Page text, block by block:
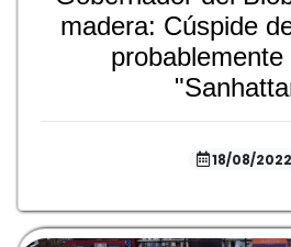
madera: Cúspide
probablemente
18/08/2022